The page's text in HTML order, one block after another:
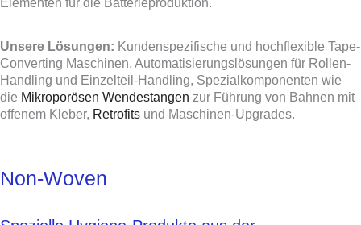
Unsere Lösungen: Kundenspezifische und hochflexible Tape-
Converting Maschinen, Automatisierungslösungen für Rollen-
Handling und Einzelteil-Handling, Spezialkomponenten wie
die Mikroporösen Wendestangen zur Führung von Bahnen mit
offenem Kleber, Retrofits und Maschinen-Upgrades.
Non-Woven